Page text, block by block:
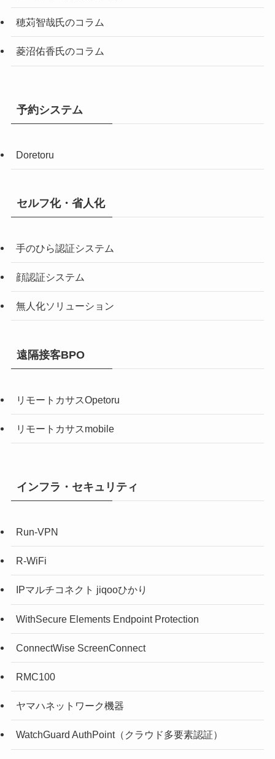
穂苅智哉氏のコラム
菱沼佑香氏のコラム
予約システム
Doretoru
セルフ化・省人化
手のひら認証システム
顔認証システム
無人化ソリューション
遠隔接客BPO
リモートカサスOpetoru
リモートカサスmobile
インフラ・セキュリティ
Run-VPN
R-WiFi
IPマルチコネクト jiqooひかり
WithSecure Elements Endpoint Protection
ConnectWise ScreenConnect
RMC100
ヤマハネットワーク機器
WatchGuard AuthPoint（クラウド多要素認証）